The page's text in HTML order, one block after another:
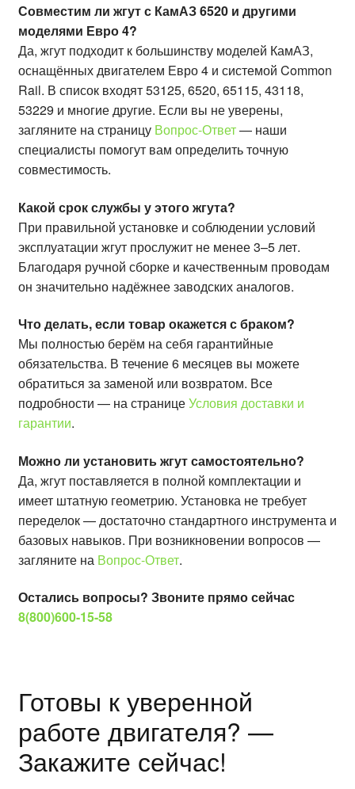
Совместим ли жгут с КамАЗ 6520 и другими
моделями Евро 4?
Да, жгут подходит к большинству моделей КамАЗ,
оснащённых двигателем Евро 4 и системой Common
Rail. В список входят 53125, 6520, 65115, 43118,
53229 и многие другие. Если вы не уверены,
загляните на страницу Вопрос-Ответ— наши
специалисты помогут вам определить точную
совместимость.
Какой срок службы у этого жгута?
При правильной установке и соблюдении условий
эксплуатации жгут прослужит не менее 3–5 лет.
Благодаря ручной сборке и качественным проводам
он значительно надёжнее заводских аналогов.
Что делать, если товар окажется с браком?
Мы полностью берём на себя гарантийные
обязательства. В течение 6 месяцев вы можете
обратиться за заменой или возвратом. Все
подробности — на страницеУсловия доставки и
гарантии.
Можно ли установить жгут самостоятельно?
Да, жгут поставляется в полной комплектации и
имеет штатную геометрию. Установка не требует
переделок — достаточно стандартного инструмента и
базовых навыков. При возникновении вопросов —
загляните на Вопрос-Ответ.
Остались вопросы? Звоните прямо сейчас
8(800)600-15-58
Готовы к уверенной
работе двигателя? —
Закажите сейчас!